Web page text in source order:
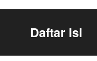
Daftar Isi